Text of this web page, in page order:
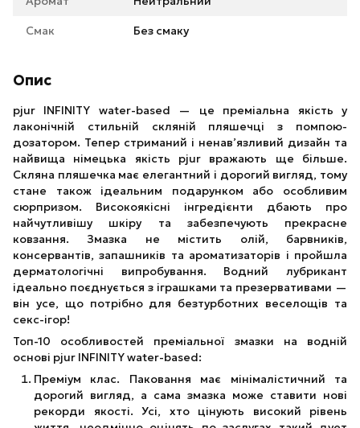
Смак Без смаку
Опис
pjur INFINITY water-based — це преміальна якість у
лаконічній стильній скляній пляшечці з помпою-
дозатором. Тепер стриманий і ненав’язливий дизайн та
найвища німецька якість pjur вражають ще більше.
Скляна пляшечка має елегантний і дорогий вигляд, тому
стане також ідеальним подарунком або особливим
сюрпризом. Високоякісні інгредієнти дбають про
найчутливішу шкіру та забезпечують прекрасне
ковзання. Змазка не містить олій, барвників,
консервантів, запашників та ароматизаторів і пройшла
дерматологічні випробування. Водний лубрикант
ідеально поєднується з іграшками та презервативами —
він усе, що потрібно для безтурботних веселощів та
секс-ігор!
Топ-10 особливостей преміальної змазки на водній
основі pjur INFINITY water-based:
Преміум клас. Паковання має мінімалістичний та
дорогий вигляд, а сама змазка може ставити нові
рекорди якості. Усі, хто цінують високий рівень